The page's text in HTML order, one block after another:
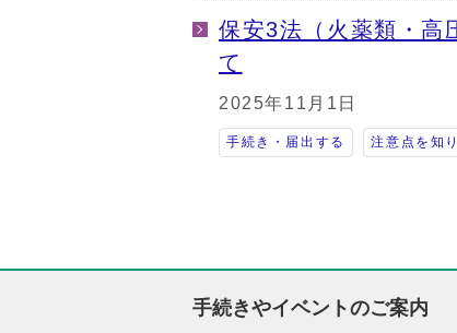
保安3法（火薬類・高
て
2025年11月1日
手続き・届出する 注意点を知
手続きやイベントのご案内